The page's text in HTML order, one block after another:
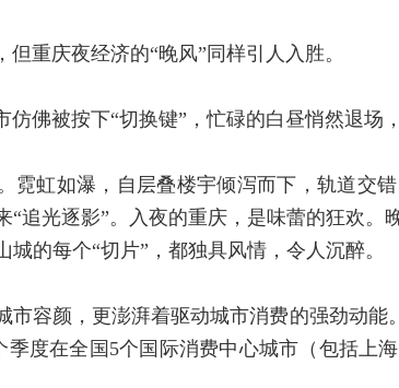
重庆夜经济的“晚风”同样引人入胜。
佛被按下“切换键”，忙碌的白昼悄然退场
霓虹如瀑，自层叠楼宇倾泻而下，轨道交
“追光逐影”。入夜的重庆，是味蕾的狂欢
的每个“切片”，都独具风情，令人沉醉。
市容颜，更澎湃着驱动城市消费的强劲动
季度在全国5个国际消费中心城市（包括上